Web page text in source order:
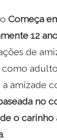
Começa
12
de
amizade
no
o carinho
.